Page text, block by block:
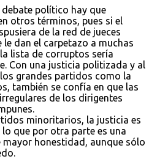
debate político hay que
otros términos, pues si el
de la red de jueces
le dan el carpetazo a muchas
lista de corruptos sería
Con una justicia politizada y al
grandes partidos como la
también se confía en que las
de los dirigentes
minoritarios, la justicia es
lo que por otra parte es una
mayor honestidad, aunque sólo